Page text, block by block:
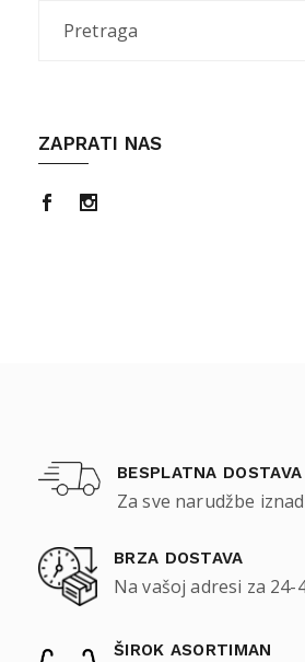
ZAPRATI NAS
BESPLATNA DOSTAVA
Za sve narudžbe
BRZA DOSTAVA
Na vašoj adresi za 24-
ŠIROK ASORTIMAN